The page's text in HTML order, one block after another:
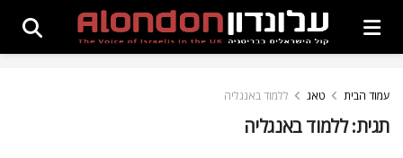
עמוד הבית טאג ללמוד באנגליה
תגית:ללמוד באנגליה